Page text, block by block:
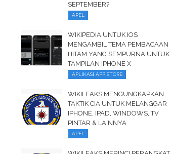
SEPTEMBER?
APEL
WIKIPEDIA UNTUK IOS
MENGAMBIL TEMA PEMBACAAN
HITAM YANG SEMPURNA UNTUK
TAMPILAN IPHONE X
APLIKASI APP STORE
WIKILEAKS MENGUNGKAPKAN
TAKTIK CIA UNTUK MELANGGAR
IPHONE, IPAD, WINDOWS, TV
PINTAR & LAINNYA
APEL